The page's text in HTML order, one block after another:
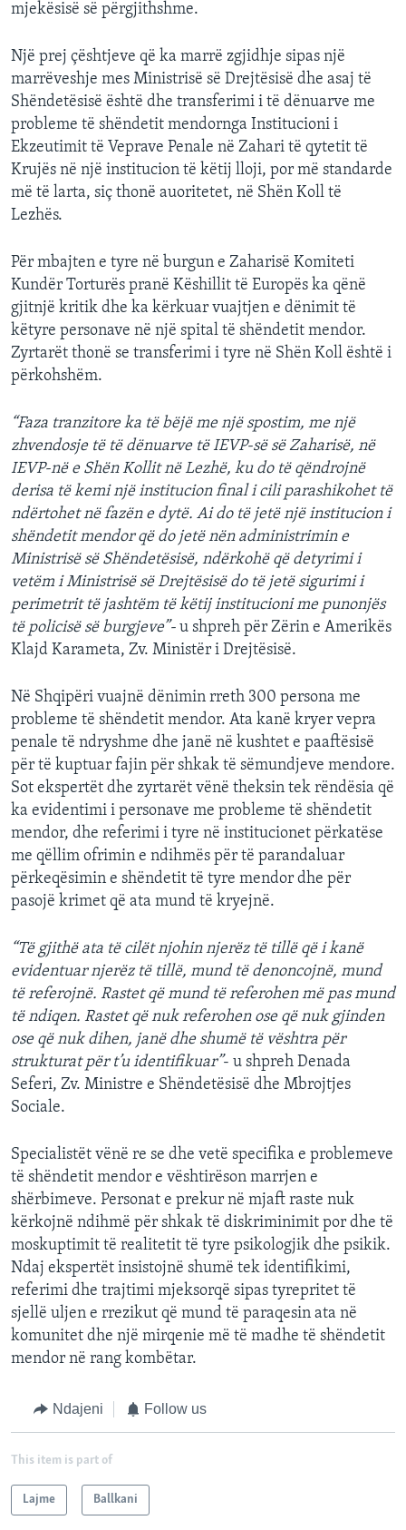
mjekësisë së përgjithshme.
Një prej çështjeve që ka marrë zgjidhje sipas një
marrëveshje mes Ministrisë së Drejtësisë dhe asaj të
Shëndetësisë është dhe transferimi i të dënuarve me
probleme të shëndetit mendornga Institucioni i
Ekzeutimit të Veprave Penale në Zahari të qytetit të
Krujës në një institucion të këtij lloji, por më standarde
më të larta, siç thonë auoritetet, në Shën Koll të
Lezhës.
Për mbajten e tyre në burgun e Zaharisë Komiteti
Kundër Torturës pranë Këshillit të Europës ka qënë
gjitnjë kritik dhe ka kërkuar vuajtjen e dënimit të
këtyre personave në një spital të shëndetit mendor.
Zyrtarët thonë se transferimi i tyre në Shën Koll është i
përkohshëm.
“Faza tranzitore ka të bëjë me një spostim, me një
zhvendosje të të dënuarve të IEVP-së së Zaharisë, në
IEVP-në e Shën Kollit në Lezhë, ku do të qëndrojnë
derisa të kemi një institucion final i cili parashikohet të
ndërtohet në fazën e dytë. Ai do të jetë një institucion i
shëndetit mendor që do jetë nën administrimin e
Ministrisë së Shëndetësisë, ndërkohë që detyrimi i
vetëm i Ministrisë së Drejtësisë do të jetë sigurimi i
perimetrit të jashtëm të këtij institucioni me punonjës
të policisë së burgjeve”- u shpreh për Zërin e Amerikës
Klajd Karameta, Zv. Ministër i Drejtësisë.
Në Shqipëri vuajnë dënimin rreth 300 persona me
probleme të shëndetit mendor. Ata kanë kryer vepra
penale të ndryshme dhe janë në kushtet e paaftësisë
për të kuptuar fajin për shkak të sëmundjeve mendore.
Sot ekspertët dhe zyrtarët vënë theksin tek rëndësia që
ka evidentimi i personave me probleme të shëndetit
mendor, dhe referimi i tyre në institucionet përkatëse
me qëllim ofrimin e ndihmës për të parandaluar
përkeqësimin e shëndetit të tyre mendor dhe për
pasojë krimet që ata mund të kryejnë.
“Të gjithë ata të cilët njohin njerëz të tillë që i kanë
evidentuar njerëz të tillë, mund të denoncojnë, mund
të referojnë. Rastet që mund të referohen më pas mund
të ndiqen. Rastet që nuk referohen ose që nuk gjinden
ose që nuk dihen, janë dhe shumë të vështra për
strukturat për t’u identifikuar”- u shpreh Denada
Seferi, Zv. Ministre e Shëndetësisë dhe Mbrojtjes
Sociale.
Specialistët vënë re se dhe vetë specifika e problemeve
të shëndetit mendor e vështirëson marrjen e
shërbimeve. Personat e prekur në mjaft raste nuk
kërkojnë ndihmë për shkak të diskriminimit por dhe të
moskuptimit të realitetit të tyre psikologjik dhe psikik.
Ndaj ekspertët insistojnë shumë tek identifikimi,
referimi dhe trajtimi mjeksorqë sipas tyrepritet të
sjellë uljen e rrezikut që mund të paraqesin ata në
komunitet dhe një mirqenie më të madhe të shëndetit
mendor në rang kombëtar.
Ndajeni Follow us
This item is part of
Lajme Ballkani